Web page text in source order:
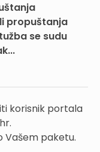
propuštanja
se sudu
korisnik portala
Vašem paketu.